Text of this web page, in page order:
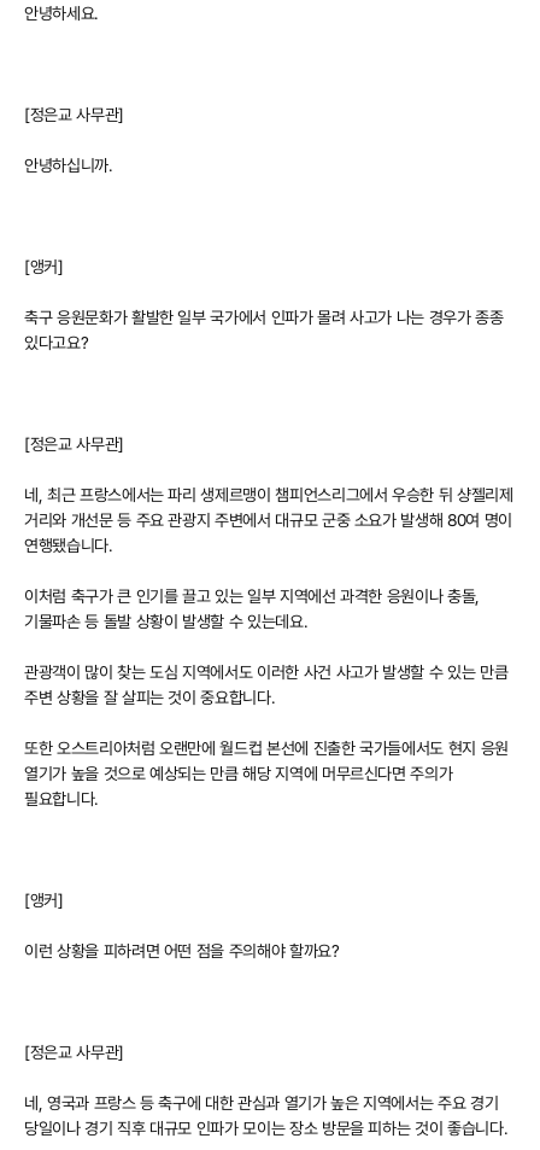
안녕하세요.
[정은교 사무관]
안녕하십니까.
[앵커]
축구 응원문화가 활발한 일부 국가에서 인파가 몰려 사고가 나는 경우가 종종
있다고요?
[정은교 사무관]
네, 최근 프랑스에서는 파리 생제르맹이 챔피언스리그에서 우승한 뒤 샹젤리제
거리와 개선문 등 주요 관광지 주변에서 대규모 군중 소요가 발생해 80여 명이
연행됐습니다.
이처럼 축구가 큰 인기를 끌고 있는 일부 지역에선 과격한 응원이나 충돌,
기물파손 등 돌발 상황이 발생할 수 있는데요.
관광객이 많이 찾는 도심 지역에서도 이러한 사건 사고가 발생할 수 있는 만큼
주변 상황을 잘 살피는 것이 중요합니다.
또한 오스트리아처럼 오랜만에 월드컵 본선에 진출한 국가들에서도 현지 응원
열기가 높을 것으로 예상되는 만큼 해당 지역에 머무르신다면 주의가
필요합니다.
[앵커]
이런 상황을 피하려면 어떤 점을 주의해야 할까요?
[정은교 사무관]
네, 영국과 프랑스 등 축구에 대한 관심과 열기가 높은 지역에서는 주요 경기
당일이나 경기 직후 대규모 인파가 모이는 장소 방문을 피하는 것이 좋습니다.